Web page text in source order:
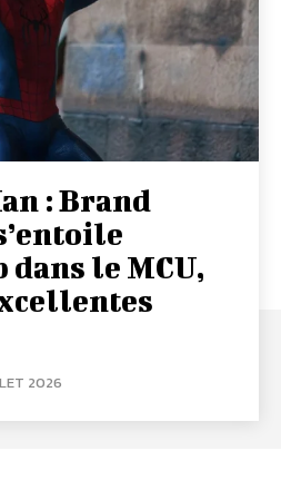
: Brand
le MCU,
2026